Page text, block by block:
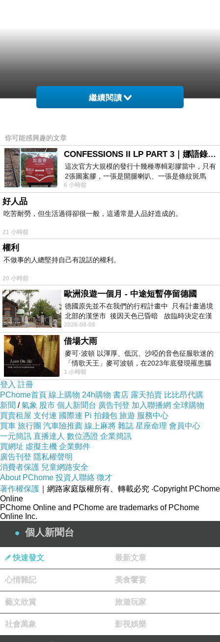
繼續閱讀
你可能感興趣的文章
CONFESSIONS II LP PART 3｜娜語錄II LP PART 3
這次官方大規模的發行十幾種專輯彩膠當中，只有
2張圖案膠，一張是開腿喇叭、一張是條紋斑馬
版；目前官網上只剩澳洲商店AU STORE
6 小時前
好人品
吃苦耐勞，但生活過得卻很一般，這通常是人品好造成的。
21 小時前
權利
不做事的人總堅持自己有說話的權利。
20 小時前
歐洲浪遊一個月 - 中途短暫停留德國
德國原先並不在我們的行程計畫中 只有計畫過境
北部的漢堡市 後因天色已昏暗 故臨時決定在漢
堡市吃晚餐和過夜
2026-08-08
借場大雨
麥可·波頓 以渾厚、低沉、沙啞的音色征服歌迷的
「情歌天王」麥可波頓，在2023年底發現罹患腦
瘤「祈禱早日康復，一切都好」。
1 小時前
登入 註冊
PChome首頁 線上購物 24h購物 書店 露天拍賣 比比昂代購
新聞 /氣象 股市 個人新聞台 廣告刊登 加入聯播網 全球購物
買賣租屋 支付連 國際連 Pi 拍錢包 旅遊 服務中心
買車 旅行團 汽車險推薦 線上麻將 雜誌 星座命理 會員中心
一元簡訊 直播達人 數位憑證 企業簡訊
買網址 虛擬主機 企業郵件
廣告刊登 隱私權聲明
消費者保護 兒童網路安全
About PChome 投資人聯絡 徵才
著作權保護 ｜網路家庭版權所有、轉載必究 ‧Copyright PChome
Online
PChome Online and PChome are trademarks of PChome
Online Inc.
個人新聞台
快速發文 最新文章
心情雜記 美食饗宴
藝文欣賞 旅遊玩家
社會萬象 影視娛樂